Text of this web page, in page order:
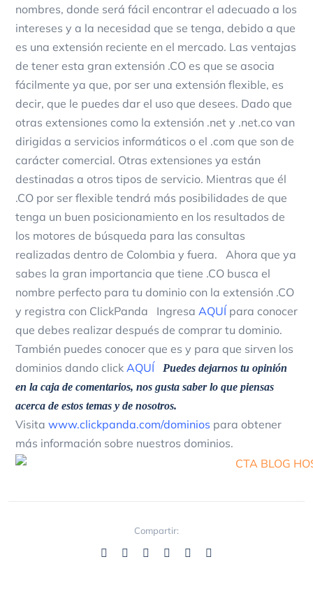
nombres, donde será fácil encontrar el adecuado a los
intereses y a la necesidad que se tenga, debido a que
es una extensión reciente en el mercado. Las ventajas
de tener esta gran extensión .CO es que se asocia
fácilmente ya que, por ser una extensión flexible, es
decir, que le puedes dar el uso que desees. Dado que
otras extensiones como la extensión .net y .net.co van
dirigidas a servicios informáticos o el .com que son de
carácter comercial. Otras extensiones ya están
destinadas a otros tipos de servicio. Mientras que él
.CO por ser flexible tendrá más posibilidades de que
tenga un buen posicionamiento en los resultados de
los motores de búsqueda para las consultas
realizadas dentro de Colombia y fuera. Ahora que ya
sabes la gran importancia que tiene .CO busca el
nombre perfecto para tu dominio con la extensión .CO
y registra con ClickPanda Ingresa AQUÍ para conocer
que debes realizar después de comprar tu dominio.
También puedes conocer que es y para que sirven los
dominios dando click AQUÍ
Puedes dejarnos tu opinión
en la caja de comentarios, nos gusta saber lo que piensas
acerca de estos temas y de nosotros.
Visita www.clickpanda.com/dominios para obtener
más información sobre nuestros dominios.
Compartir: